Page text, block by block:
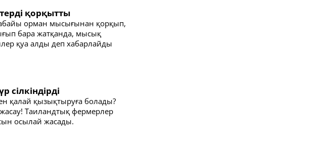
қорқытты
орман мысығынан қорқып,
бара жатқанда, мысық
қуа алды деп хабарлайды
қалай қызықтыруға болады?
Таиландтық фермерлер
осылай жасады.